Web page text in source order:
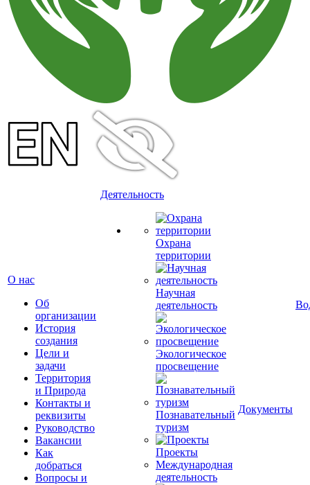
О нас
Об
организации
История
создания
Цели и
задачи
Территория
и Природа
Контакты и
реквизиты
Руководство
Вакансии
Как
добраться
Вопросы и
Деятельность
Охрана
территории
Научная
деятельность
Экологическое
просвещение
Познавательный
туризм
Проекты
Международная
деятельность
Документы